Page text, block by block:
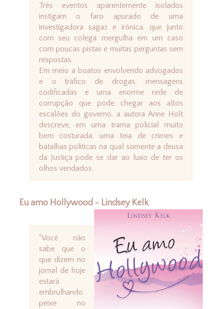
Três eventos aparentemente isolados
instigam o faro apurado de uma
investigadora sagaz e irônica, que junto
com seu colega mergulha em um caso
com poucas pistas e muitas perguntas sem
respostas.
Em meio a boatos envolvendo advogados
e o tráfico de drogas, mensagens
codificadas e uma enorme rede de
corrupção que pode chegar aos altos
escalões do governo, a autora Anne Holt
descreve, em uma trama policial muito
bem costurada, uma teia de crimes e
batalhas políticas na qual somente a deusa
da Justiça pode se dar ao luxo de ter os
olhos vendados.
Eu amo Hollywood - Lindsey Kelk
“Você não
sabe que o
que dizem no
jornal de hoje
estará
embrulhando
peixe no